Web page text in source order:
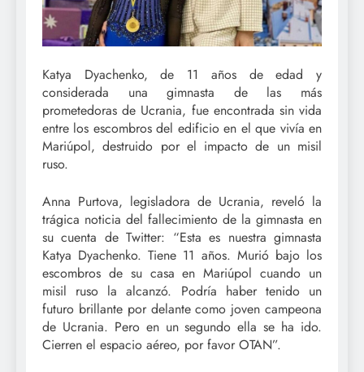
Katya Dyachenko, de 11 años de edad y
considerada una gimnasta de las más
prometedoras de Ucrania, fue encontrada sin vida
entre los escombros del edificio en el que vivía en
Mariúpol, destruido por el impacto de un misil
ruso.
Anna Purtova, legisladora de Ucrania, reveló la
trágica noticia del fallecimiento de la gimnasta en
su cuenta de Twitter: “Esta es nuestra gimnasta
Katya Dyachenko. Tiene 11 años. Murió bajo los
escombros de su casa en Mariúpol cuando un
misil ruso la alcanzó. Podría haber tenido un
futuro brillante por delante como joven campeona
de Ucrania. Pero en un segundo ella se ha ido.
Cierren el espacio aéreo, por favor OTAN”.